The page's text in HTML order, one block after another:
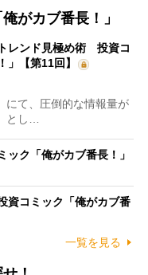
がカブ番長！」
レンド見極め術 投資コ
」【第11回】
て、圧倒的な情報量が
とし…
ク「俺がカブ番長！」
コミック「俺がカブ番
一覧を見る